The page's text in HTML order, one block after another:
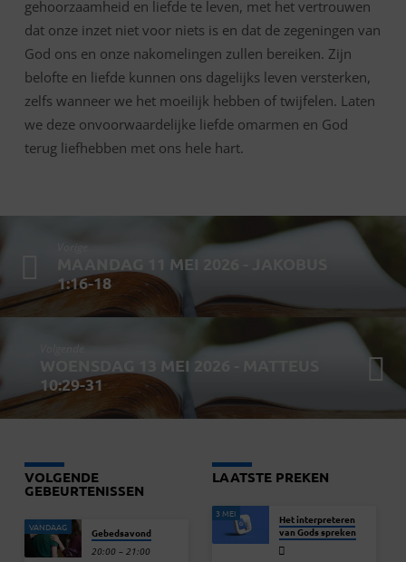
gehoorzaamheid en liefde te leven, met het vertrouwen
dat onze inzet niet voor niets is en dat de zegeningen van
God ons en onze nakomelingen zullen bereiken. Zijn
belofte en liefde kunnen ons dagelijks leven versterken,
zelfs wanneer we het moeilijk hebben of twijfelen. Laten
we deze onvoorwaardelijke liefde omarmen en God
terug liefhebben met ons hele hart.
Vorige
MAANDAG 11 MEI 2026 - JAKOBUS
1:16-18
Volgende
WOENSDAG 13 MEI 2026 - MATTEUS
10:29-31
VOLGENDE
GEBEURTENISSEN
VANDAAG Gebedsavond
20:00 – 21:00
LAATSTE PREKEN
3 MEI
Het interpreteren
van Gods spreken